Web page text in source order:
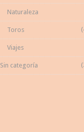
Naturaleza
Toros
Viajes
Sin categoría